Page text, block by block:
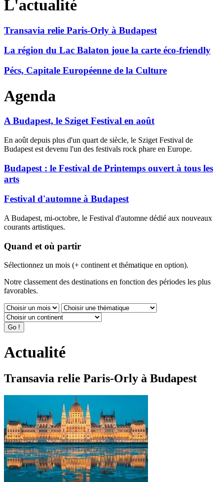
L'actualité
Transavia relie Paris-Orly à Budapest
La région du Lac Balaton joue la carte éco-friendly
Pécs, Capitale Européenne de la Culture
Agenda
A Budapest, le Sziget Festival en août
En août depuis plus d'un quart de siècle, le Sziget Festival de
Budapest est devenu l'un des festivals rock phare en Europe.
Budapest : le Festival de Printemps ouvert à tous les
arts
Festival d'automne à Budapest
A Budapest, mi-octobre, le Festival d'automne dédié aux nouveaux
courants artistiques.
Quand et où partir
Sélectionnez un mois (+ continent et thématique en option).
Notre classement des destinations en fonction des périodes les plus
favorables.
Actualité
Transavia relie Paris-Orly à Budapest